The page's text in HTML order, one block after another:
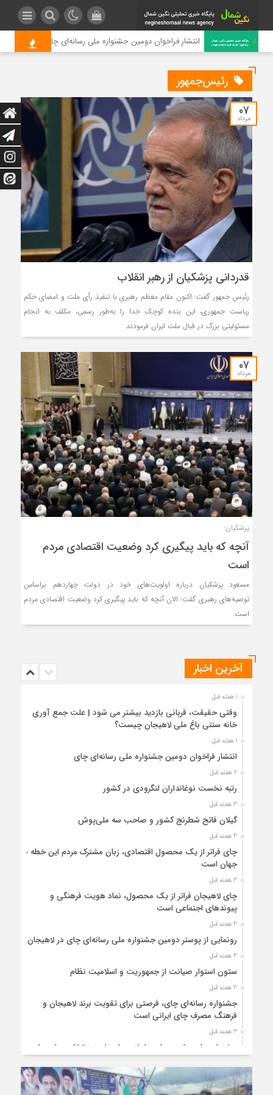
انتشار فراخوان دومین جشنواره ملی رسانه‌ای چای
رئیس‌جمهور
۰۷
مرداد
قدردانی پزشکیان از رهبر انقلاب
رئیس جمهور گفت: اکنون مقام معظم رهبری با تنفیذ رأی ملت و امضای حکم
ریاست جمهوری، این بنده کوچک خدا را به‌طور رسمی، مکلف به انجام
مسئولیتی بزرگ در قبال ملت ایران فرمودند
۰۷
مرداد
پزشکیان:
آنچه که باید پیگیری کرد وضعیت اقتصادی مردم
است
مسعود پزشکیان درباره اولویت‌های خود در دولت چهاردهم براساس
توصیه‌های رهبری گفت: الان آنچه که باید پیگیری کرد وضعیت اقتصادی مردم
است.
آخرین اخبار
1 هفته قبل
وقتی حقیقت، قربانی بازدید بیشتر می شود | علت جمع آوری
خانه سنتی باغ ملی لاهیجان چیست؟
1 هفته قبل
انتشار فراخوان دومین جشنواره ملی رسانه‌ای چای
2 هفته قبل
رتبه نخست نوغانداران لنگرودی در کشور
3 هفته قبل
گیلان فاتح شطرنج کشور و صاحب سه ملی‌پوش
3 هفته قبل
چای فراتر از یک محصول اقتصادی، زبان مشترک مردم این خطه با
جهان است
3 هفته قبل
چای لاهیجان فراتر از یک محصول، نماد هویت فرهنگی و
پیوندهای اجتماعی است
3 هفته قبل
رونمایی از پوستر دومین جشنواره ملی رسانه‌ای چای در لاهیجان
3 هفته قبل
ستون استوار صیانت از جمهوریت و اسلامیت نظام
3 هفته قبل
جشنواره رسانه‌ای چای، فرصتی برای تقویت برند لاهیجان و
فرهنگ مصرف چای ایرانی است
3 هفته قبل
جشنواره ملی چای، حمایت از لاهیجان یا هزینه‌تراشی برای چای
1 ماه قبل
پیکر مطهر رهبر شهید انقلاب در حرم مطهر رضوی آرام گرفت